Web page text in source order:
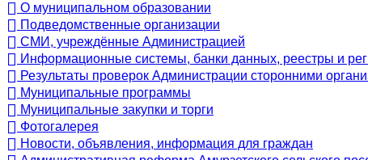
О муниципальном образовании
Подведомственные организации
СМИ, учреждённые Администрацией
Информационные системы, банки данных, реестры и
Результаты проверок Администрации сторонними
Муниципальные программы
Муниципальные закупки и торги
Фотогалерея
Новости, объявления, информация для граждан